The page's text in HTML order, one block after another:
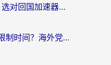
海外看腾讯视频总卡？选对回国加速器，还能解决英国1号店定位+欧洲杯CCTV5直播问题
QQ国外听歌怎么解除限制时间？海外党亲测有效的回国加速方案